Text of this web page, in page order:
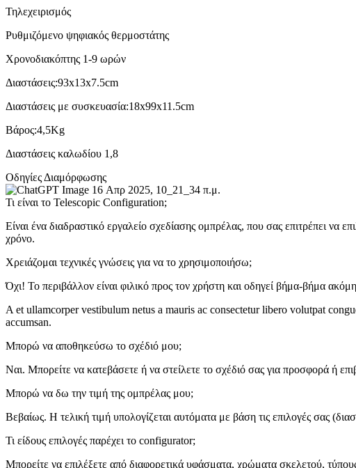
Τηλεχειρισμός
Ρυθμιζόμενο ψηφιακός θερμοστάτης
Χρονοδιακόπτης 1-9 ωρών
Διαστάσεις:93x13x7.5cm
Διαστάσεις με συσκευασία:18x99x11.5cm
Βάρος:4,5Kg
Διαστάσεις καλωδίου 1,8
Οδηγίες Διαμόρφωσης
Τι είναι το Telescopic Configuration;
Είναι ένα διαδραστικό εργαλείο σχεδίασης ομπρέλας, που σας επιτρέπει να
χρόνο.
Χρειάζομαι τεχνικές γνώσεις για να το χρησιμοποιήσω;
Όχι! Το περιβάλλον είναι φιλικό προς τον χρήστη και οδηγεί βήμα-βήμα ακόμη
A et ullamcorper vestibulum netus a mauris ac consectetur libero volutpat
accumsan.
Μπορώ να αποθηκεύσω το σχέδιό μου;
Ναι. Μπορείτε να κατεβάσετε ή να στείλετε το σχέδιό σας για προσφορά ή
Μπορώ να δω την τιμή της ομπρέλας μου;
Βεβαίως. Η τελική τιμή υπολογίζεται αυτόματα με βάση τις επιλογές σας
Τι είδους επιλογές παρέχει το configurator;
Μπορείτε να επιλέξετε από διαφορετικά υφάσματα, χρώματα σκελετού,